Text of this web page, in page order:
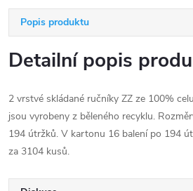
Popis produktu
Detailní popis
2 vrstvé skládané ručníky ZZ ze 100%
jsou vyrobeny z běleného recyklu.
194 útržků. V kartonu 16 balení po 194
za 3104 kusů.